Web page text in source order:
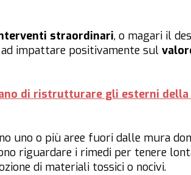
straordinari, o magari il
impattare positivamente sul
di ristrutturare gli esterni della
uno o più aree fuori dalle mura
riguardare i rimedi per tenere
di materiali tossici o nocivi.